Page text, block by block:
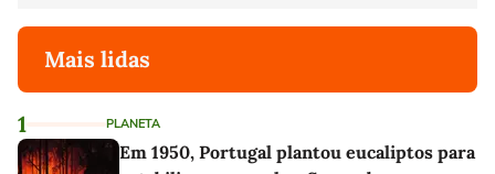
Mais lidas
1 PLANETA
Em 1950, Portugal plantou eucaliptos para